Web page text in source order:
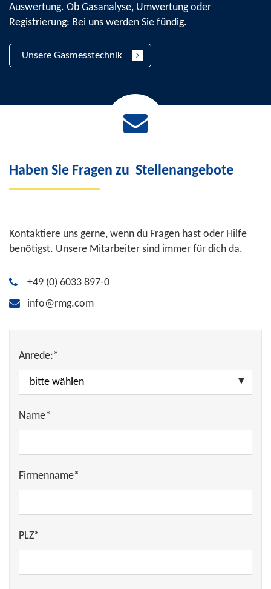
Auswertung. Ob Gasanalyse, Umwertung oder
Registrierung: Bei uns werden Sie fündig.
Unsere Gasmesstechnik
Haben Sie Fragen zu Stellenangebote
Kontaktiere uns gerne, wenn du Fragen hast oder Hilfe
benötigst. Unsere Mitarbeiter sind immer für dich da.
+49 (0) 6033 897-0
info@rmg.com
Anrede:*
Name*
Firmenname*
PLZ*